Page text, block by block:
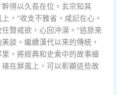
得以久長在位。玄宗知其
，“收支不雅省，咸記在心。
賢戒欲，心回沖漠。”這原來
談。繼續漢代以來的傳統，
，將經典和史乘中的故事繪
在屏風上，可以彰顯這些故